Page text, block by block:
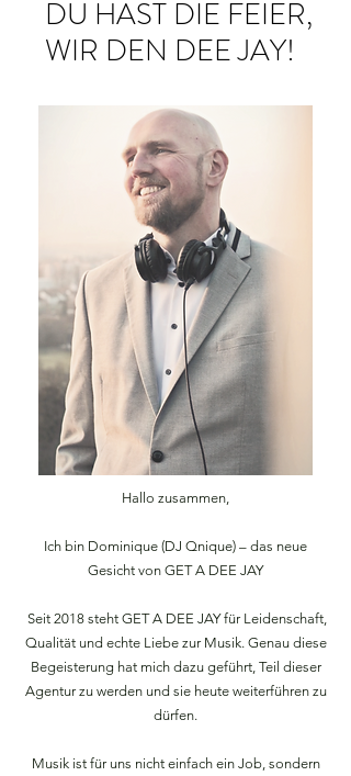
DU HAST DIE FEIER,
WIR DEN DEE JAY!
Hallo zusammen,
Ich bin Dominique (DJ Qnique) – das neue
Gesicht von GET A DEE JAY
Seit 2018 steht GET A DEE JAY für Leidenschaft,
Qualität und echte Liebe zur Musik. Genau diese
Begeisterung hat mich dazu geführt, Teil dieser
Agentur zu werden und sie heute weiterführen zu
dürfen.
Musik ist für uns nicht einfach ein Job, sondern